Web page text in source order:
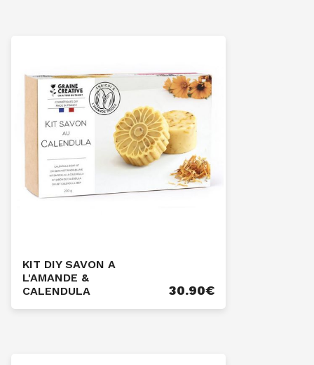
KIT DIY SAVON A
L'AMANDE &
CALENDULA
30.90€